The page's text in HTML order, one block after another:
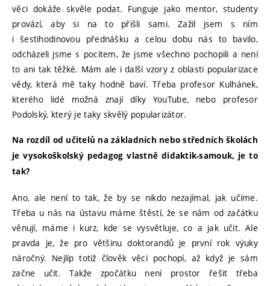
věci dokáže skvěle podat. Funguje jako mentor, studenty
provází, aby si na to přišli sami. Zažil jsem s ním
i šestihodinovou přednášku a celou dobu nás to bavilo,
odcházeli jsme s pocitem, že jsme všechno pochopili a není
to ani tak těžké. Mám ale i další vzory z oblasti popularizace
vědy, která mě taky hodně baví. Třeba profesor Kulhánek,
kterého lidé možná znají díky YouTube, nebo profesor
Podolský, který je taky skvělý popularizátor.
Na rozdíl od učitelů na základních nebo středních školách
je vysokoškolský pedagog vlastně didaktik-samouk, je to
tak?
Ano, ale není to tak, že by se nikdo nezajímal, jak učíme.
Třeba u nás na ústavu máme štěstí, že se nám od začátku
věnují, máme i kurz, kde se vysvětluje, co a jak učit. Ale
pravda je, že pro většinu doktorandů je první rok výuky
náročný. Nejlíp totiž člověk věci pochopí, až když je sám
začne učit. Takže zpočátku není prostor řešit třeba